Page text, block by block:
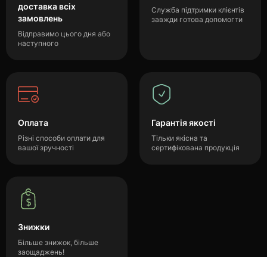
доставка всіх
замовлень
Відправимо цього дня або
наступного
Служба підтримки клієнтів
завжди готова допомогти
Оплата
Різні способи оплати для
вашої зручності
Гарантія якості
Тільки якісна та
сертифікована продукція
Знижки
Більше знижок, більше
заощаджень!